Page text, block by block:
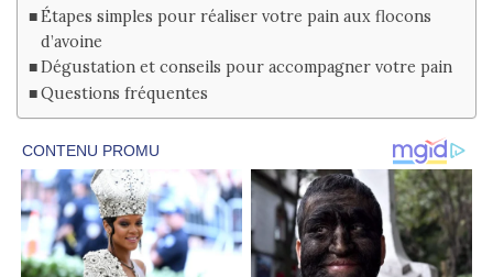
Étapes simples pour réaliser votre pain aux flocons
d’avoine
Dégustation et conseils pour accompagner votre pain
Questions fréquentes